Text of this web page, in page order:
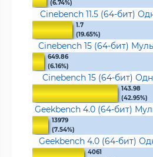
(6.74%)
Cinebench 11.5 (64-бит)
1.7
(19.65%)
Cinebench 15 (64-бит)
649.86
(6.16%)
Cinebench 15 (64-бит)
143.98
(42.95%)
Geekbench 4.0 (64-бит)
13979
(7.54%)
Geekbench 4.0 (64-бит)
4061